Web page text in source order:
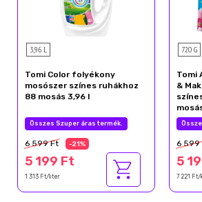
3,96 L
Tomi Color folyékony
mosószer színes ruhákhoz
88 mosás 3,96 l
Összes Szuper áras termék.
6 599 Ft -21%
5 199 Ft
1 313 Ft/liter
720 G
Tomi
&
6 599
5
7 221 Ft/